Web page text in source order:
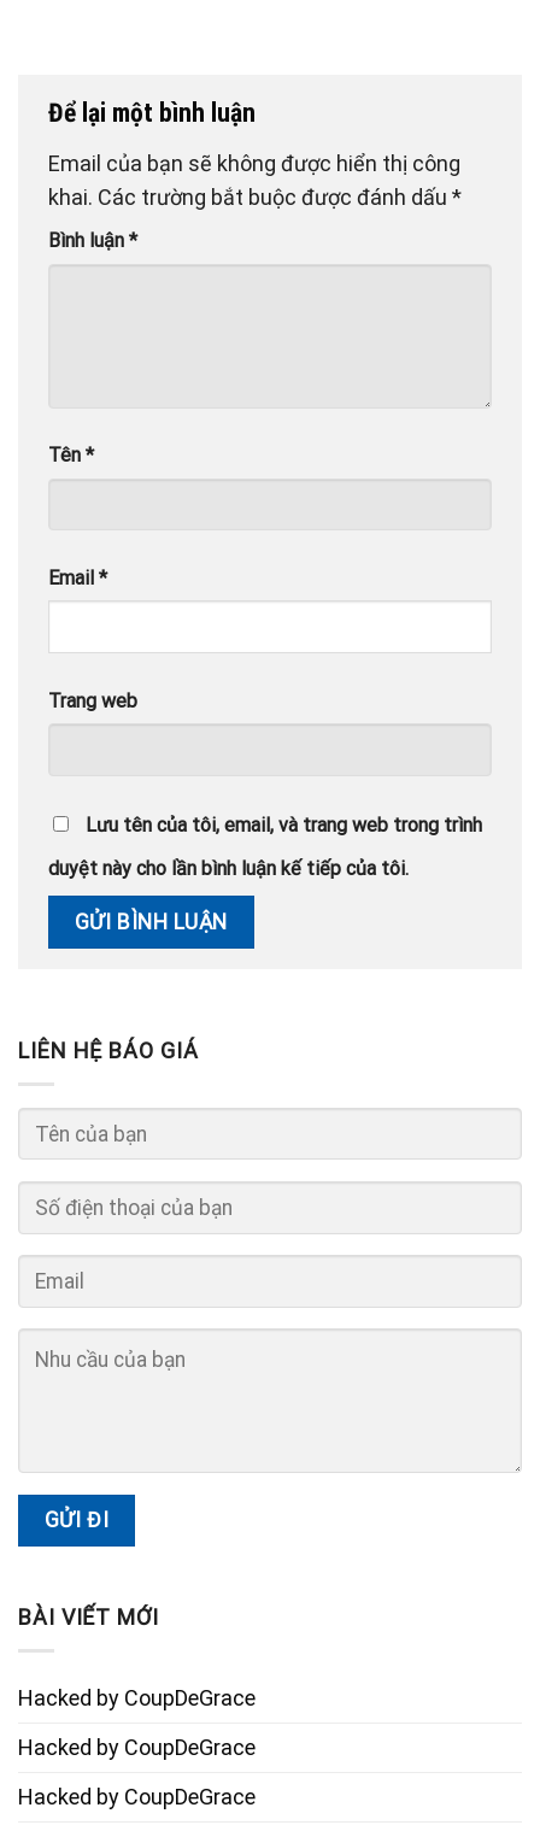
Để lại một bình luận
Email của bạn sẽ không được hiển thị công
khai. Các trường bắt buộc được đánh dấu *
Bình luận *
Tên *
Email *
Trang web
Lưu tên của tôi, email, và trang web trong trình
duyệt này cho lần bình luận kế tiếp của tôi.
LIÊN HỆ BÁO GIÁ
BÀI VIẾT MỚI
Hacked by CoupDeGrace
Hacked by CoupDeGrace
Hacked by CoupDeGrace